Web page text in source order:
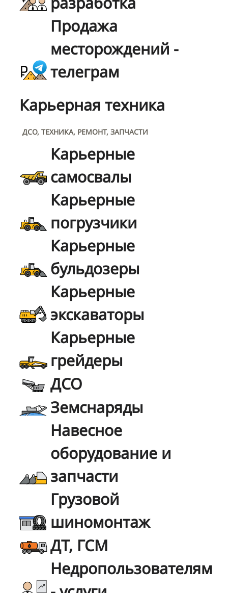
Продажа
месторождений -
телеграм
Карьерная техника
ДСО, ТЕХНИКА, РЕМОНТ, ЗАПЧАСТИ
Карьерные
самосвалы
Карьерные
погрузчики
Карьерные
бульдозеры
Карьерные
экскаваторы
Карьерные
грейдеры
ДСО
Земснаряды
Навесное
оборудование и
запчасти
Грузовой
шиномонтаж
ДТ, ГСМ
Недропользователям